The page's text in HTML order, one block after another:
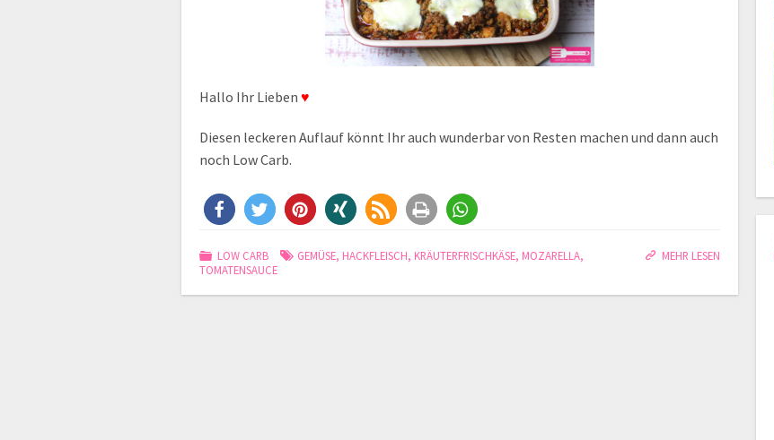
Hallo Ihr Lieben ♥
Diesen leckeren Auflauf könnt Ihr auch wunderbar von Resten machen und dann auch
noch Low Carb.
MEHR LESEN
LOW CARB GEMÜSE, HACKFLEISCH, KRÄUTERFRISCHKÄSE, MOZARELLA,
TOMATENSAUCE